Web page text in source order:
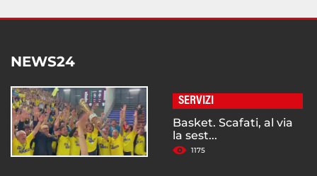
NEWS24
SERVIZI
Basket. Scafati, al via
la sest...
1175